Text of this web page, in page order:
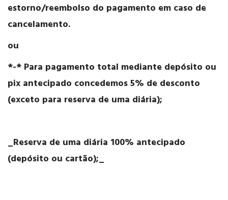
estorno/reembolso do pagamento em caso de
cancelamento.
ou
*-* Para pagamento total mediante depósito ou
pix antecipado concedemos 5% de desconto
(exceto para reserva de uma diária);
_Reserva de uma diária 100% antecipado
(depósito ou cartão);_